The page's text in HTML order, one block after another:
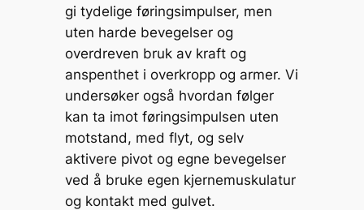
gi tydelige føringsimpulser, men
uten harde bevegelser og
overdreven bruk av kraft og
anspenthet i overkropp og armer. Vi
undersøker også hvordan følger
kan ta imot føringsimpulsen uten
motstand, med flyt, og selv
aktivere pivot og egne bevegelser
ved å bruke egen kjernemuskulatur
og kontakt med gulvet.